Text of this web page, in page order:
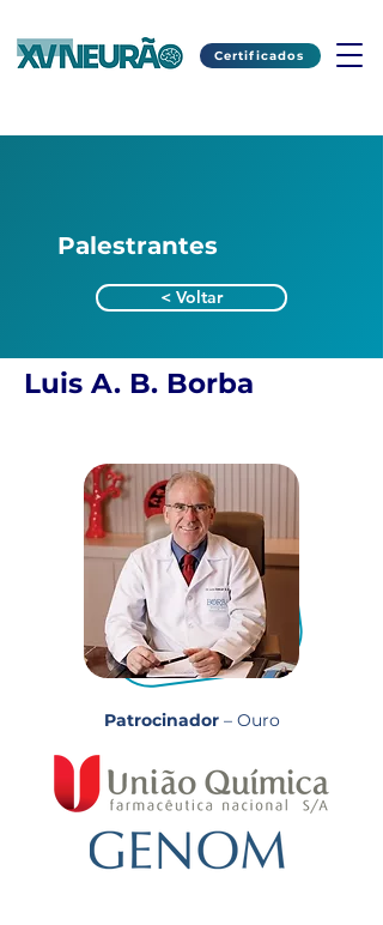
Certificados
Palestrantes
< Voltar
Luis A. B. Borba
Patrocinador– Ouro